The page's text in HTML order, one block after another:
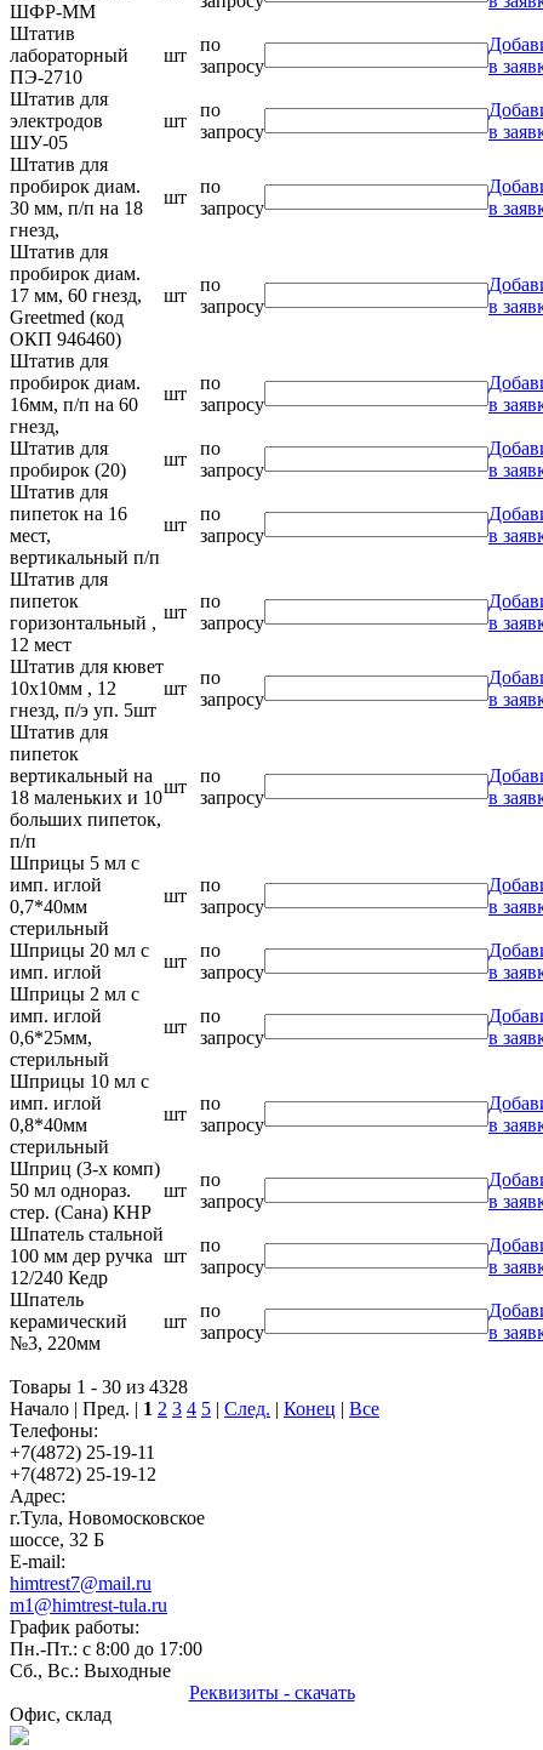
ШФР-ММ
Штатив
лабораторный
ПЭ-2710
шт
по
запросу
в
Штатив для
электродов
ШУ-05
шт
по
запросу
в
Штатив для
пробирок диам.
30 мм, п/п на 18
гнезд,
шт
по
запросу
в
Штатив для
пробирок диам.
17 мм, 60 гнезд,
Greetmed (код
ОКП 946460)
шт
по
запросу
в
Штатив для
пробирок диам.
16мм, п/п на 60
гнезд,
шт
по
запросу
в
Штатив для
пробирок (20)
шт
по
запросу
в
Штатив для
пипеток на 16
мест,
вертикальный п/п
шт
по
запросу
в
Штатив для
пипеток
горизонтальный ,
12 мест
шт
по
запросу
в
Штатив для кювет
10х10мм , 12
гнезд, п/э уп. 5шт
шт
по
запросу
в
Штатив для
пипеток
вертикальный на
18 маленьких и 10
больших пипеток,
п/п
шт
по
запросу
в
Шприцы 5 мл с
имп. иглой
0,7*40мм
стерильный
шт
по
запросу
в
Шприцы 20 мл с
имп. иглой
шт
по
запросу
в
Шприцы 2 мл с
имп. иглой
0,6*25мм,
стерильный
шт
по
запросу
в
Шприцы 10 мл с
имп. иглой
0,8*40мм
стерильный
шт
по
запросу
в
Шприц (3-х комп)
50 мл однораз.
стер. (Сана) КНР
шт
по
запросу
в
Шпатель стальной
100 мм дер ручка
12/240 Кедр
шт
по
запросу
в
Шпатель
керамический
№3, 220мм
шт
по
запросу
в
Товары 1 - 30 из 4328
Начало | Пред. | 1 2 3 4 5 | След. | Конец | Все
Телефоны:
+7(4872) 25-19-11
+7(4872) 25-19-12
Адрес:
г.Тула, Новомосковское
шоссе, 32 Б
E-mail:
himtrest7@mail.ru
m1@himtrest-tula.ru
График работы:
Пн.-Пт.: с 8:00 до 17:00
Сб., Вс.: Выходные
Реквизиты - скачать
Офис, склад